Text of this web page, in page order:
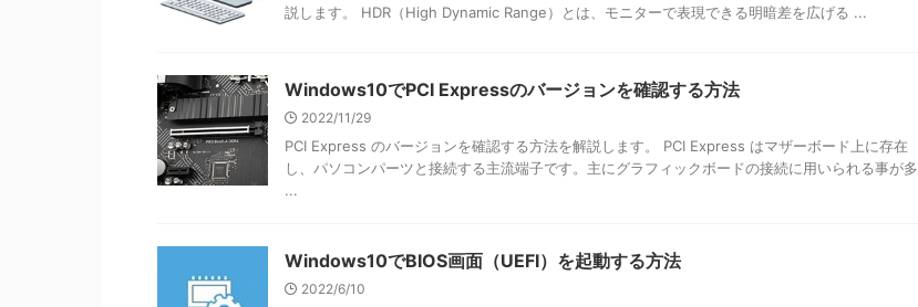
説します。 HDR（High Dynamic Range）とは、モニターで表現できる明暗差を広げる ...
Windows10でPCI Expressのバージョンを確認する方法
2022/11/29
PCI Express のバージョンを確認する方法を解説します。 PCI Express はマザーボード上に存在
し、パソコンパーツと接続する主流端子です。主にグラフィックボードの接続に用いられる事が多
...
Windows10でBIOS画面（UEFI）を起動する方法
2022/6/10